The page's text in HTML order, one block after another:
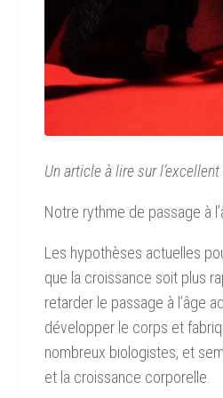
Un article à lire sur
Notre rythme de passage à
Les hypothèses actuelles
que la croissance soit plus
retarder le passage à l’âge
développer le corps et
nombreux biologistes, et
et la croissance corporelle.